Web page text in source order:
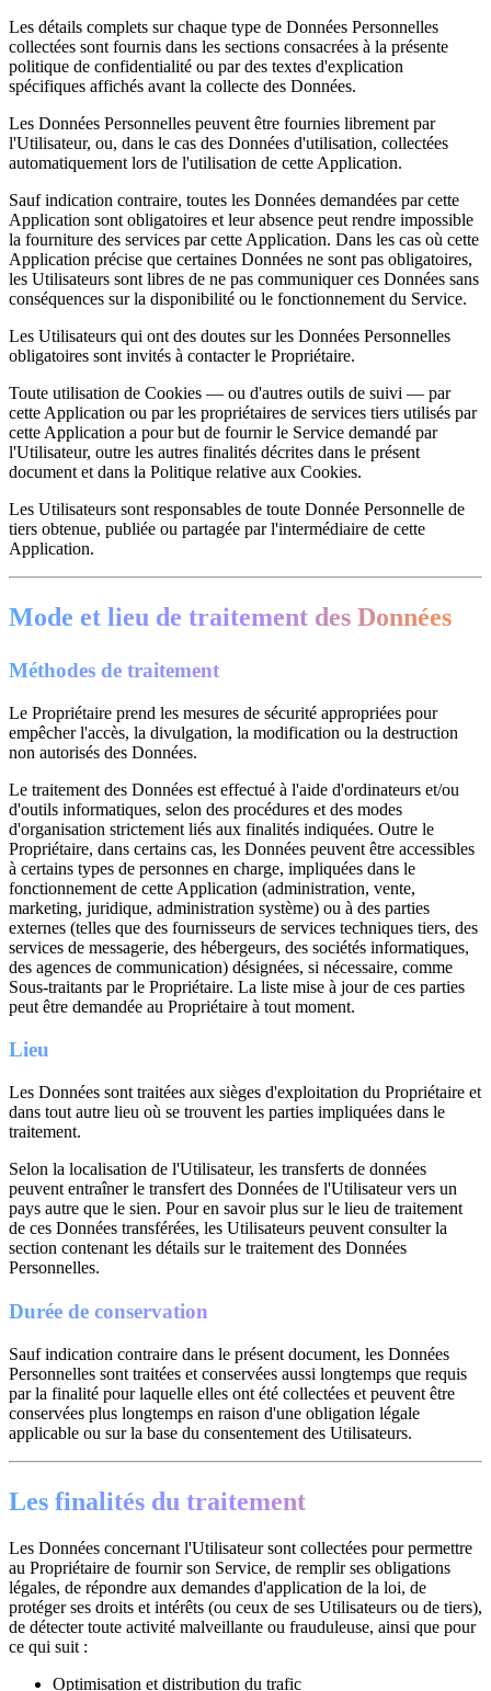
Les détails complets sur chaque type de Données Personnelles
collectées sont fournis dans les sections consacrées à la présente
politique de confidentialité ou par des textes d'explication
spécifiques affichés avant la collecte des Données.
Les Données Personnelles peuvent être fournies librement par
l'Utilisateur, ou, dans le cas des Données d'utilisation, collectées
automatiquement lors de l'utilisation de cette Application.
Sauf indication contraire, toutes les Données demandées par cette
Application sont obligatoires et leur absence peut rendre impossible
la fourniture des services par cette Application. Dans les cas où cette
Application précise que certaines Données ne sont pas obligatoires,
les Utilisateurs sont libres de ne pas communiquer ces Données sans
conséquences sur la disponibilité ou le fonctionnement du Service.
Les Utilisateurs qui ont des doutes sur les Données Personnelles
obligatoires sont invités à contacter le Propriétaire.
Toute utilisation de Cookies — ou d'autres outils de suivi — par
cette Application ou par les propriétaires de services tiers utilisés par
cette Application a pour but de fournir le Service demandé par
l'Utilisateur, outre les autres finalités décrites dans le présent
document et dans la Politique relative aux Cookies.
Les Utilisateurs sont responsables de toute Donnée Personnelle de
tiers obtenue, publiée ou partagée par l'intermédiaire de cette
Application.
Mode et lieu de traitement des Données
Méthodes de traitement
Le Propriétaire prend les mesures de sécurité appropriées pour
empêcher l'accès, la divulgation, la modification ou la destruction
non autorisés des Données.
Le traitement des Données est effectué à l'aide d'ordinateurs et/ou
d'outils informatiques, selon des procédures et des modes
d'organisation strictement liés aux finalités indiquées. Outre le
Propriétaire, dans certains cas, les Données peuvent être accessibles
à certains types de personnes en charge, impliquées dans le
fonctionnement de cette Application (administration, vente,
marketing, juridique, administration système) ou à des parties
externes (telles que des fournisseurs de services techniques tiers, des
services de messagerie, des hébergeurs, des sociétés informatiques,
des agences de communication) désignées, si nécessaire, comme
Sous-traitants par le Propriétaire. La liste mise à jour de ces parties
peut être demandée au Propriétaire à tout moment.
Lieu
Les Données sont traitées aux sièges d'exploitation du Propriétaire et
dans tout autre lieu où se trouvent les parties impliquées dans le
traitement.
Selon la localisation de l'Utilisateur, les transferts de données
peuvent entraîner le transfert des Données de l'Utilisateur vers un
pays autre que le sien. Pour en savoir plus sur le lieu de traitement
de ces Données transférées, les Utilisateurs peuvent consulter la
section contenant les détails sur le traitement des Données
Personnelles.
Durée de conservation
Sauf indication contraire dans le présent document, les Données
Personnelles sont traitées et conservées aussi longtemps que requis
par la finalité pour laquelle elles ont été collectées et peuvent être
conservées plus longtemps en raison d'une obligation légale
applicable ou sur la base du consentement des Utilisateurs.
Les finalités du traitement
Les Données concernant l'Utilisateur sont collectées pour permettre
au Propriétaire de fournir son Service, de remplir ses obligations
légales, de répondre aux demandes d'application de la loi, de
protéger ses droits et intérêts (ou ceux de ses Utilisateurs ou de tiers),
de détecter toute activité malveillante ou frauduleuse, ainsi que pour
ce qui suit :
Optimisation et distribution du trafic